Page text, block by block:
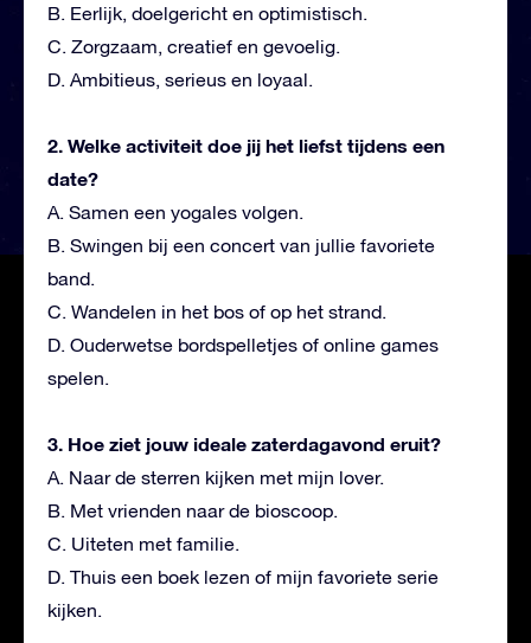
B. Eerlijk, doelgericht en optimistisch.
C. Zorgzaam, creatief en gevoelig.
D. Ambitieus, serieus en loyaal.
2. Welke activiteit doe jij het liefst tijdens een
date?
A. Samen een yogales volgen.
B. Swingen bij een concert van jullie favoriete
band.
C. Wandelen in het bos of op het strand.
D. Ouderwetse bordspelletjes of online games
spelen.
3. Hoe ziet jouw ideale zaterdagavond eruit?
A. Naar de sterren kijken met mijn lover.
B. Met vrienden naar de bioscoop.
C. Uiteten met familie.
D. Thuis een boek lezen of mijn favoriete serie
kijken.